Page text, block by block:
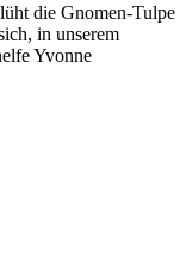
die Gnomen-Tulpe
in unserem
Yvonne